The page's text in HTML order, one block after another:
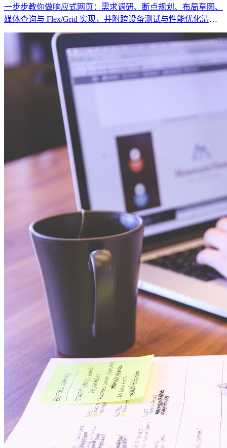
一步步教你做响应式网页：需求调研、断点规划、布局草图、
媒体查询与 Flex/Grid 实现，并附跨设备测试与性能优化清
单。